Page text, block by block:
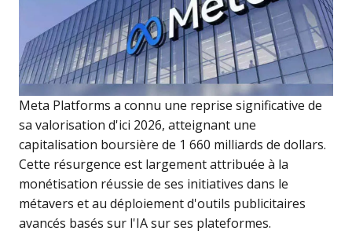
Meta Platforms a connu une reprise significative de
sa valorisation d'ici 2026, atteignant une
capitalisation boursière de 1 660 milliards de dollars.
Cette résurgence est largement attribuée à la
monétisation réussie de ses initiatives dans le
métavers et au déploiement d'outils publicitaires
avancés basés sur l'IA sur ses plateformes.